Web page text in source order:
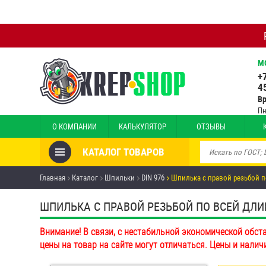
О КОМПАНИИ КАЛЬКУЛЯТОР ОТЗЫВЫ
КАТАЛОГ ТОВАРОВ
Товары со скидкой
Анкеры
Антивандальный крепёж,
инструмент
Болты и винты
Главная Каталог Шпильки DIN 976 Шпилька с правой резьбой
ШПИЛЬКА С ПРАВОЙ РЕЗЬБОЙ ПО ВСЕЙ
Внимание! В связи, с нестабильной экономической
цены на товар на сайте могут отличаться. Цены и